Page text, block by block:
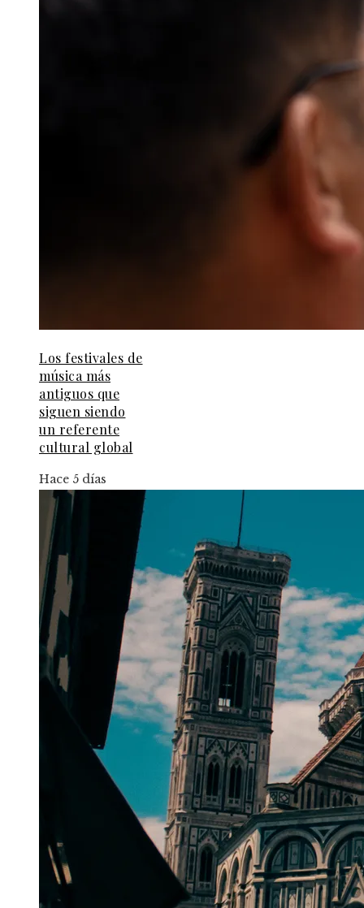
Los festivales de
música más
antiguos que
siguen siendo
un referente
cultural global
Hace 5 días